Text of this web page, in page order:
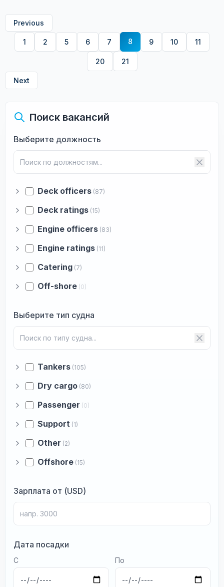
Поиск вакансий
Выберите должность
Deck officers (87)
Deck ratings (15)
Engine officers (83)
Engine ratings (11)
Catering (7)
Off-shore (0)
Выберите тип судна
Tankers (105)
Dry cargo (80)
Passenger (0)
Support (1)
Other (2)
Offshore (15)
Зарплата от (USD)
Дата посадки
С По
Previous
1 2 5 6 7 8 9 10 11
20 21
Next